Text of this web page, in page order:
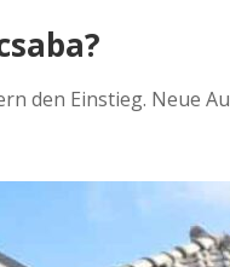
den Einstieg. Neue